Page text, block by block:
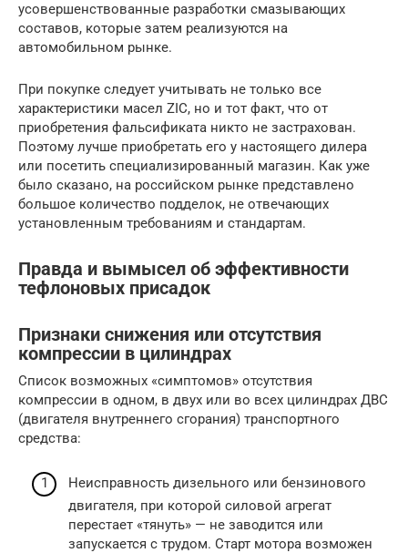
усовершенствованные разработки смазывающих
составов, которые затем реализуются на
автомобильном рынке.
При покупке следует учитывать не только все
характеристики масел ZIC, но и тот факт, что от
приобретения фальсификата никто не застрахован.
Поэтому лучше приобретать его у настоящего дилера
или посетить специализированный магазин. Как уже
было сказано, на российском рынке представлено
большое количество подделок, не отвечающих
установленным требованиям и стандартам.
Правда и вымысел об эффективности
тефлоновых присадок
Признаки снижения или отсутствия
компрессии в цилиндрах
Список возможных «симптомов» отсутствия
компрессии в одном, в двух или во всех цилиндрах ДВС
(двигателя внутреннего сгорания) транспортного
средства:
Неисправность дизельного или бензинового
двигателя, при которой силовой агрегат
перестает «тянуть» — не заводится или
запускается с трудом. Старт мотора возможен